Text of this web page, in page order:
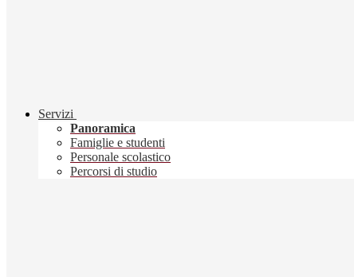
Servizi
Panoramica
Famiglie e studenti
Personale scolastico
Percorsi di studio